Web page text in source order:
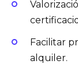
Facilitar
alquiler.